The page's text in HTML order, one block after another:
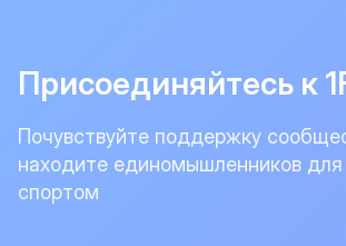
Присоединяйтесь к
Почувствуйте поддержку
находите единомышленников для
спортом